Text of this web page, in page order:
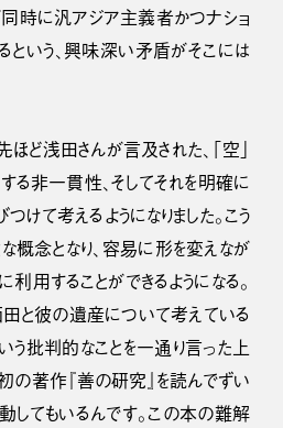
同時に汎アジア主義者かつナショ
という、興味深い矛盾がそこには
ど浅田さんが言及された、「空」
る非一貫性、そしてそれを明確に
けて考えるようになりました。こう
概念となり、容易に形を変えなが
利用することができるようになる。
田と彼の遺産について考えている
う批判的なことを一通り言った上
の著作『善の研究』を読んでずい
してもいるんです。この本の難解